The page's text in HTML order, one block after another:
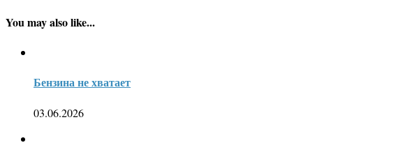
You may also like...
Бензина не хватает
03.06.2026